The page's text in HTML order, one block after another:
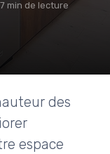
7 min de lecture
des
espace